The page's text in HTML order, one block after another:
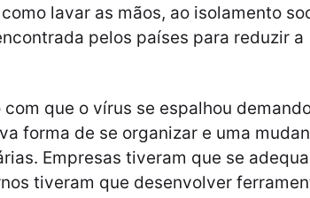
lavar as mãos, ao isolamento
pelos países para reduzir a
que o vírus se espalhou
forma de se organizar e uma
Empresas tiveram que se
tiveram que desenvolver